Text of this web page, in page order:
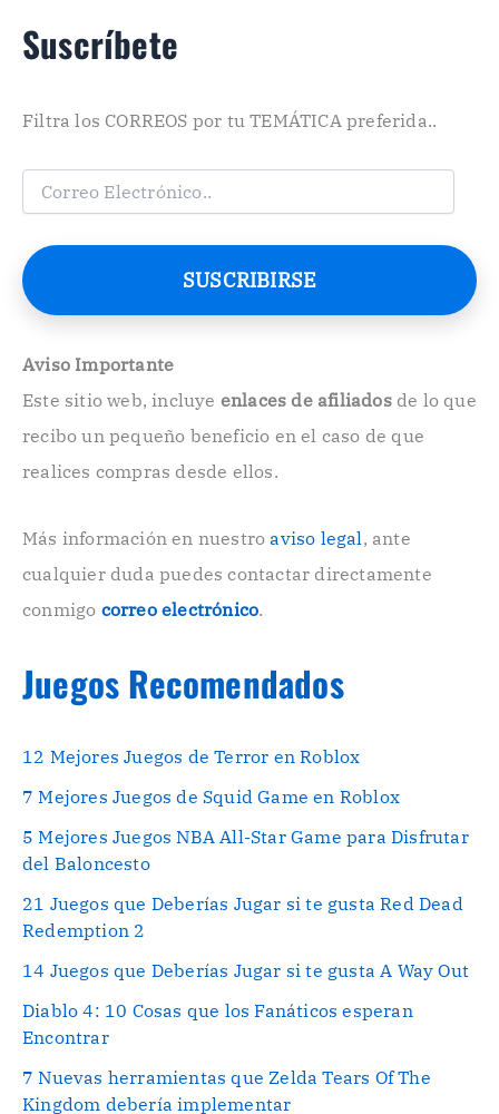
Suscríbete
Filtra los CORREOS por tu TEMÁTICA preferida..
C
e
o
e
t
ó
n
o
.
SUSCRIBIRSE
Aviso Importante
Este sitio web, incluye enlaces de afiliadosde lo que
recibo un pequeño beneficio en el caso de que
realices compras desde ellos.
Más información en nuestroaviso legal, ante
cualquier duda puedes contactar directamente
conmigo correo electrónico.
Juegos Recomendados
12 Mejores Juegos de Terror en Roblox
7 Mejores Juegos de Squid Game en Roblox
5 Mejores Juegos NBA All-Star Game para Disfrutar
del Baloncesto
21 Juegos que Deberías Jugar si te gusta Red Dead
Redemption 2
14 Juegos que Deberías Jugar si te gusta A Way Out
Diablo 4: 10 Cosas que los Fanáticos esperan
Encontrar
7 Nuevas herramientas que Zelda Tears Of The
Kingdom debería implementar